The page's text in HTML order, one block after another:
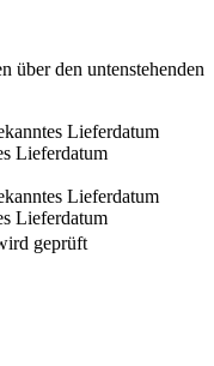
über den untenstehenden
Lieferdatum
Lieferdatum
Lieferdatum
Lieferdatum
geprüft